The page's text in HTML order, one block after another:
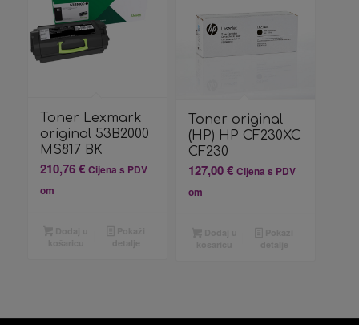
Toner Lexmark
original 53B2000
MS817 BK
210,76€ Cijena s PDV
om
Toner original
(HP) HP CF230XC
CF230
127,00€ Cijena s PDV
om